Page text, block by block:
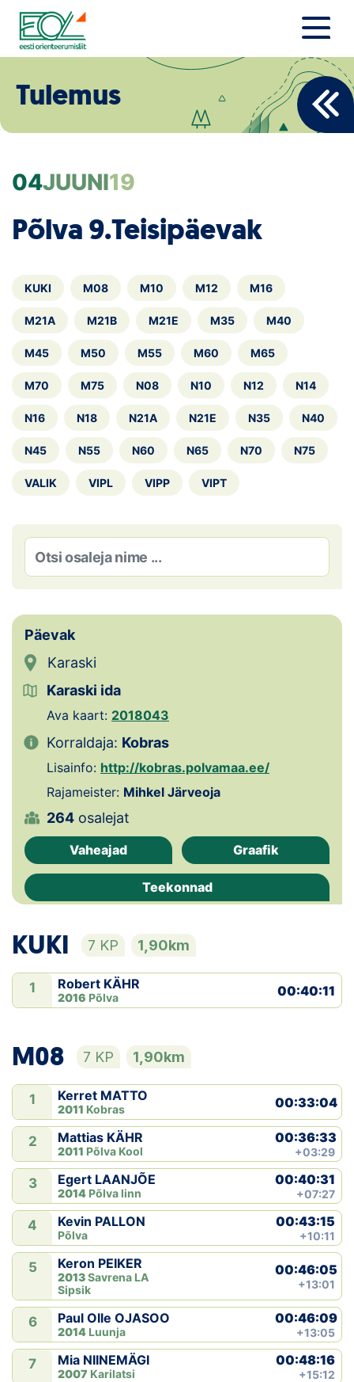
Liigu
sisu
juurde
Estonian Orienteering Federation
Eesti Orienteerumine 100!
Toetamine
Telli litsents!
Noored
Loha
Kontakt
EOL
Galerii
Kalender
Koondised
Tulemused
Dokumendid
Klubid
Suletud maastikud
Püsirajad
Ajalugu
Tulemus
04JUUNI19
Põlva 9.Teisipäevak
KUKI M08 M10 M12 M16
M21A M21B M21E M35 M40
M45 M50 M55 M60 M65
M70 M75 N08 N10 N12 N14
N16 N18 N21A N21E N35 N40
N45 N55 N60 N65 N70 N75
VALIK VIPL VIPP VIPT
Päevak
Karaski
Karaski ida
Ava kaart: 2018043
Korraldaja: Kobras
Lisainfo: http://kobras.polvamaa.ee/
Rajameister: Mihkel Järveoja
264 osalejat
Vaheajad Graafik
Teekonnad
KUKI 7 KP 1,90km
1 Robert KÄHR
2016 Põlva 00:40:11
M08 7 KP 1,90km
1 Kerret MATTO
2011 Kobras 00:33:04
2 Mattias KÄHR
2011 Põlva Kool
00:36:33
+03:29
3 Egert LAANJÕE
2014 Põlva linn
00:40:31
+07:27
4 Kevin PALLON
Põlva
00:43:15
+10:11
5 Keron PEIKER
2013Savrena LA
Sipsik
00:46:05
+13:01
6 Paul Olle OJASOO
2014 Luunja
00:46:09
+13:05
7 Mia NIINEMÄGI
2007 Karilatsi
00:48:16
+15:12